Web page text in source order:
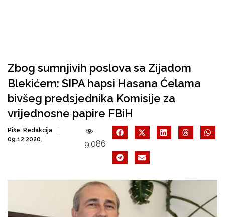
Zbog sumnjivih poslova sa Zijadom
Blekićem: SIPA hapsi Hasana Ćelama
bivšeg predsjednika Komisije za
vrijednosne papire FBiH
Piše: Redakcija
09.12.2020.
9.086